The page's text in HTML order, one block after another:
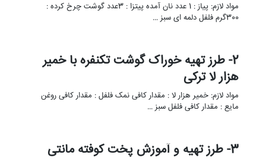
مواد لازم: پیاز : 1 عدد نان آمده پیتزا : 3عدد گوشت چرخ کرده :
300گرم فلفل دلمه ای سبز …
2- طرز تهیه خوراک گوشت تکنفره با خمیر
هزار لا ترکی
مواد لازم: خمیر هزار لا : مقدار کافی نمک فلفل : مقدار کافی روغن
مایع : مقدار کافی فلفل سبز …
3- طرز تهیه و آموزش پخت کوفته مانتی